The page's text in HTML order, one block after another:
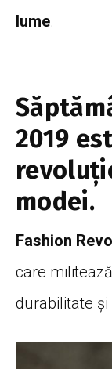
lume.
2019
modei.
Fashion
care
durabilitate